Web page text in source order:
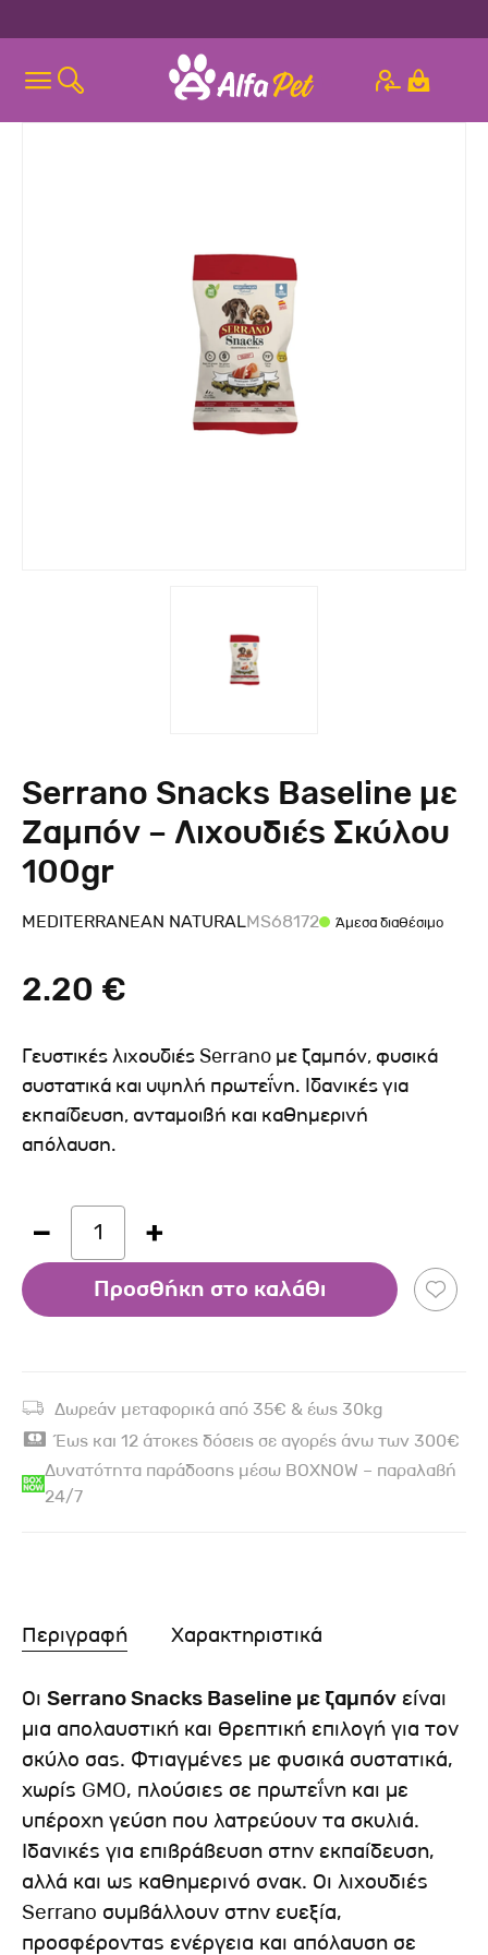
Serrano Snacks Baseline με
Ζαμπόν – Λιχουδιές Σκύλου
100gr
MEDITERRANEAN NATURALMS68172 Άμεσα διαθέσιμο
2.20 €
Γευστικές λιχουδιές Serrano με ζαμπόν, φυσικά
συστατικά και υψηλή πρωτεΐνη. Ιδανικές για
εκπαίδευση, ανταμοιβή και καθημερινή
απόλαυση.
1
Προσθήκη στο καλάθι
Δωρεάν μεταφορικά από 35€ & έως 30kg
Έως και 12 άτοκες δόσεις σε αγορές άνω των 300€
Δυνατότητα παράδοσης μέσω BOXNOW – παραλαβή
24/7
Περιγραφή Χαρακτηριστικά
Οι Serrano Snacks Baseline με ζαμπόν είναι
μια απολαυστική και θρεπτική επιλογή για τον
σκύλο σας. Φτιαγμένες με φυσικά συστατικά,
χωρίς GMO, πλούσιες σε πρωτεΐνη και με
υπέροχη γεύση που λατρεύουν τα σκυλιά.
Ιδανικές για επιβράβευση στην εκπαίδευση,
αλλά και ως καθημερινό σνακ. Οι λιχουδιές
Serrano συμβάλλουν στην ευεξία,
προσφέροντας ενέργεια και απόλαυση σε